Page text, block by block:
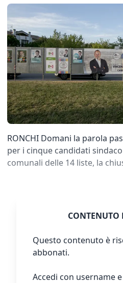
RONCHI Domani la parola
per i cinque candidati
comunali delle 14 liste, la
CONTENUTO
Questo contenuto è
abbonati.
Accedi con username